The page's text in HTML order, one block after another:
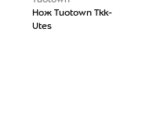
Нож Tuotown Tkk-
Utes